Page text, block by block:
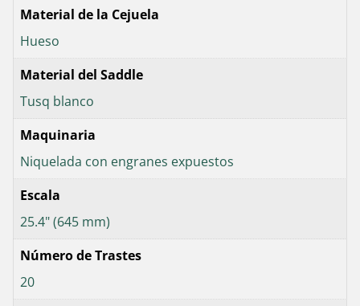
Material de la Cejuela
Hueso
Material del Saddle
Tusq blanco
Maquinaria
Niquelada con engranes expuestos
Escala
25.4" (645 mm)
Número de Trastes
20